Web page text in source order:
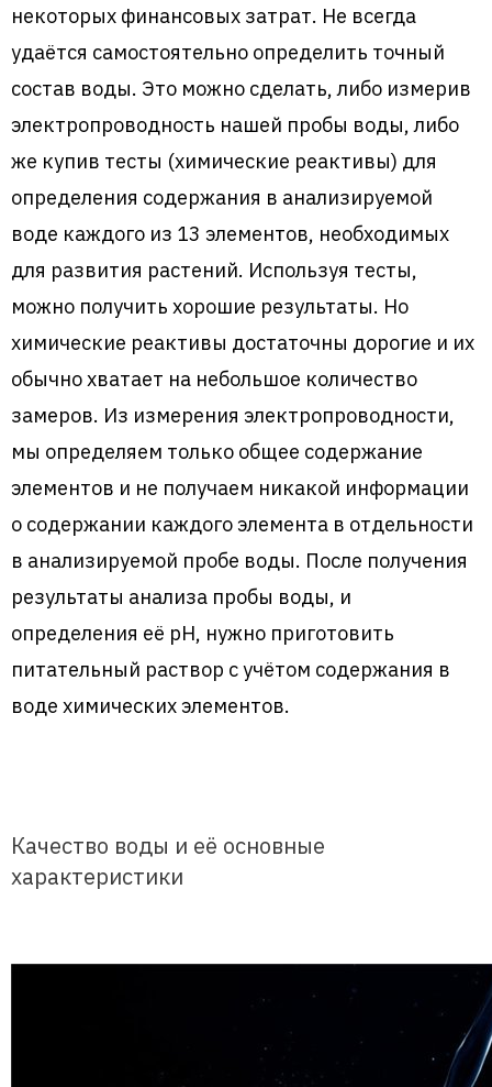
некоторых финансовых затрат. Не всегда
удаётся самостоятельно определить точный
состав воды. Это можно сделать, либо измерив
электропроводность нашей пробы воды, либо
же купив тесты (химические реактивы) для
определения содержания в анализируемой
воде каждого из 13 элементов, необходимых
для развития растений. Используя тесты,
можно получить хорошие результаты. Но
химические реактивы достаточны дорогие и их
обычно хватает на небольшое количество
замеров. Из измерения электропроводности,
мы определяем только общее содержание
элементов и не получаем никакой информации
о содержании каждого элемента в отдельности
в анализируемой пробе воды. После получения
результаты анализа пробы воды, и
определения её рН, нужно приготовить
питательный раствор с учётом содержания в
воде химических элементов.
Качество воды и её основные
характеристики